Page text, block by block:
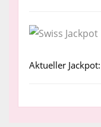
Aktueller